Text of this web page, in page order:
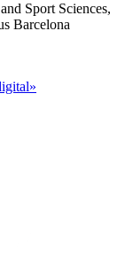
Sport Sciences,
Barcelona